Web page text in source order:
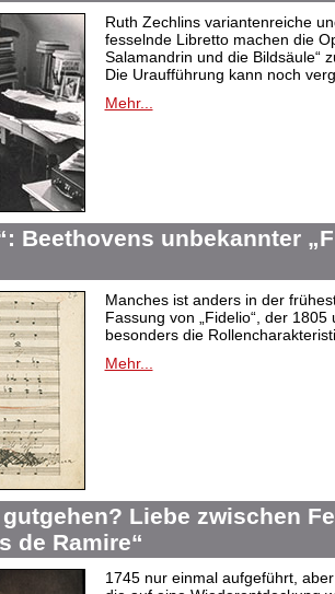
Ruth Zechlins variantenreiche
fesselnde Libretto machen die
Salamandrin und die Bildsäule“
Die Uraufführung kann noch
Mehr...
Beethovens unbekannter
Manches ist anders in der
Fassung von „Fidelio“, der 1805
besonders die
Mehr...
Liebe zwischen
de Ramire“
1745 nur einmal aufgeführt,